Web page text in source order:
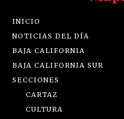
INICIO
NOTICIAS DEL DÍA
BAJA CALIFORNIA
BAJA CALIFORNIA SUR
SECCIONES
CARTAZ
CULTURA